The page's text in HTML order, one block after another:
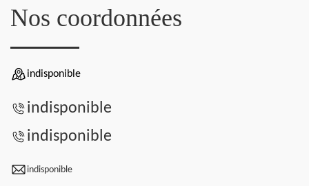
Nos coordonnées
indisponible
indisponible
indisponible
indisponible